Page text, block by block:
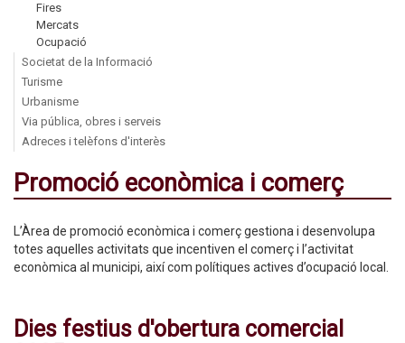
Fires
Mercats
Ocupació
Societat de la Informació
Turisme
Urbanisme
Via pública, obres i serveis
Adreces i telèfons d'interès
Promoció econòmica i comerç
L’Àrea de promoció econòmica i comerç gestiona i desenvolupa
totes aquelles activitats que incentiven el comerç i l’activitat
econòmica al municipi, així com polítiques actives d’ocupació local.
Dies festius d'obertura comercial